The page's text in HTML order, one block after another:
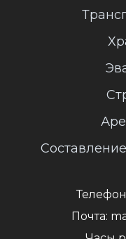
Почта: